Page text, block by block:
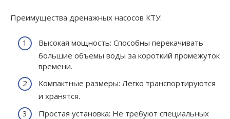
Преимущества дренажных насосов КТУ:
Высокая мощность: Способны перекачивать
большие объемы воды за короткий промежуток
времени.
Компактные размеры: Легко транспортируются
и хранятся.
Простая установка: Не требуют специальных